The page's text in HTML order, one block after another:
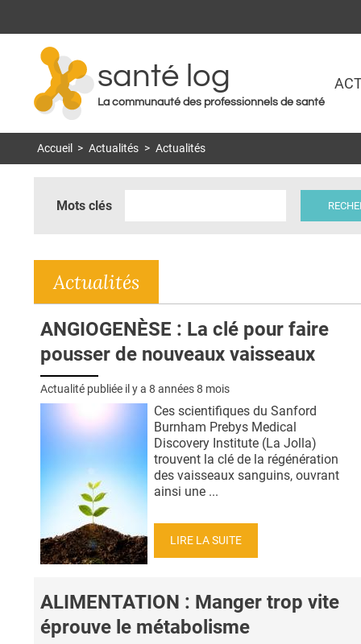
santé log
La communauté des professionnels de santé
Accueil > Actualités > Actualités
Mots clés
Actualités
ANGIOGENÈSE : La clé pour faire
pousser de nouveaux vaisseaux
Actualité publiée il y a 8 années 8 mois
Ces scientifiques du Sanford
Burnham Prebys Medical
Discovery Institute (La Jolla)
trouvent la clé de la régénération
des vaisseaux sanguins, ouvrant
ainsi une ...
LIRE LA SUITE
ALIMENTATION : Manger trop vite
éprouve le métabolisme